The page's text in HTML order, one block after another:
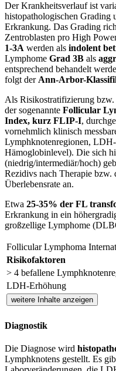
Der Krankheitsverlauf ist
histopathologischen Grading
Erkrankung. Das Grading
Zentroblasten pro High
1-3A werden als indolent
Lymphome Grad 3B als
entsprechend behandelt
folgt derAnn-Arbor-
Als Risikostratifizierung bzw.
der sogenannte Follicular
Index, kurz FLIP-I,
vornehmlich klinisch
Lymphknotenregionen,
Hämoglobinlevel). Die sich
(niedrig/intermediär/hoch)
Rezidivs nach Therapie bzw.
Überlebensrate an.
Etwa 25-35% der FL
Erkrankung in ein
großzellige Lymphome
Follicular Lymphoma
Risikofaktoren
> 4 befallene
LDH-Erhöhung
weitere Inhalte anzeigen
Diagnostik
Die Diagnose wird
Lymphknotens gestellt. Es